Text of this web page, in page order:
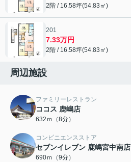
2階 / 16.58坪(54.83㎡)
201
7.33万円
2階 / 16.58坪(54.83㎡)
周辺施設
ファミリーレストラン
ココス 鹿嶋店
632ｍ（8分）
コンビニエンスストア
セブンイレブン 鹿嶋宮中南店
690ｍ（9分）